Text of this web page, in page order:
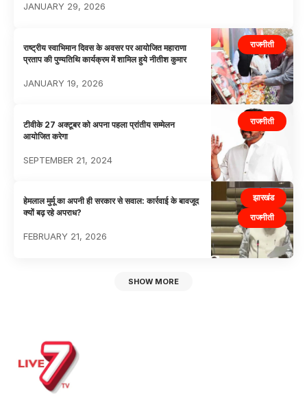
JANUARY 29, 2026
राजनीती
राष्ट्रीय स्वाभिमान दिवस के अवसर पर आयोजित महाराणा
प्रताप की पुण्यतिथि कार्यक्रम में शामिल हुये नीतीश कुमार
JANUARY 19, 2026
राजनीती
टीवीके 27 अक्टूबर को अपना पहला प्रांतीय सम्मेलन
आयोजित करेगा
SEPTEMBER 21, 2024
झारखंड
राजनीती
हेमलाल मुर्मू का अपनी ही सरकार से सवाल: कार्रवाई के बावजूद
क्यों बढ़ रहे अपराध?
FEBRUARY 21, 2026
SHOW MORE